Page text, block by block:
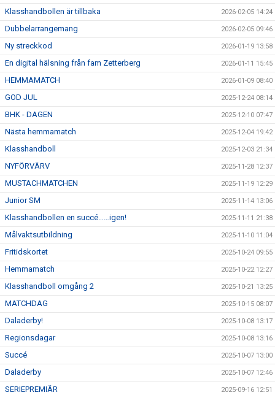
Klasshandbollen är tillbaka 2026-02-05 14:24
Dubbelarrangemang 2026-02-05 09:46
Ny streckkod 2026-01-19 13:58
En digital hälsning från fam Zetterberg 2026-01-11 15:45
HEMMAMATCH 2026-01-09 08:40
GOD JUL 2025-12-24 08:14
BHK - DAGEN 2025-12-10 07:47
Nästa hemmamatch 2025-12-04 19:42
Klasshandboll 2025-12-03 21:34
NYFÖRVÄRV 2025-11-28 12:37
MUSTACHMATCHEN 2025-11-19 12:29
Junior SM 2025-11-14 13:06
Klasshandbollen en succé……igen! 2025-11-11 21:38
Målvaktsutbildning 2025-11-10 11:04
Fritidskortet 2025-10-24 09:55
Hemmamatch 2025-10-22 12:27
Klasshandboll omgång 2 2025-10-21 13:25
MATCHDAG 2025-10-15 08:07
Daladerby! 2025-10-08 13:17
Regionsdagar 2025-10-08 13:16
Succé 2025-10-07 13:00
Daladerby 2025-10-07 12:46
SERIEPREMIÄR 2025-09-16 12:51